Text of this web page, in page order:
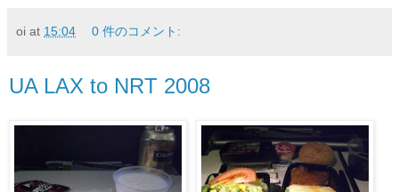
oi at 15:04 0 件のコメント:
UA LAX to NRT 2008